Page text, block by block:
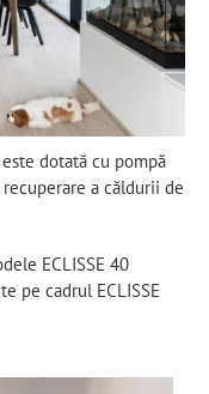
dotată cu pompă
a căldurii de
ECLISSE 40
pe cadrul ECLISSE